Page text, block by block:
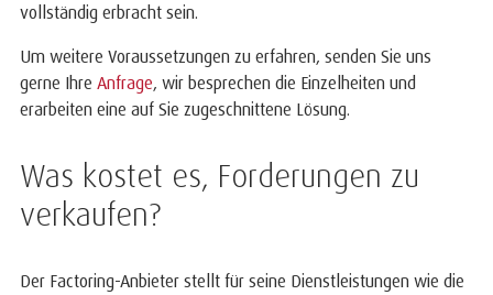
vollständig erbracht sein.
Um weitere Voraussetzungen zu erfahren, senden Sie uns
gerne Ihre Anfrage, wir besprechen die Einzelheiten und
erarbeiten eine auf Sie zugeschnittene Lösung.
Was kostet es, Forderungen zu
verkaufen?
Der Factoring-Anbieter stellt für seine Dienstleistungen wie die